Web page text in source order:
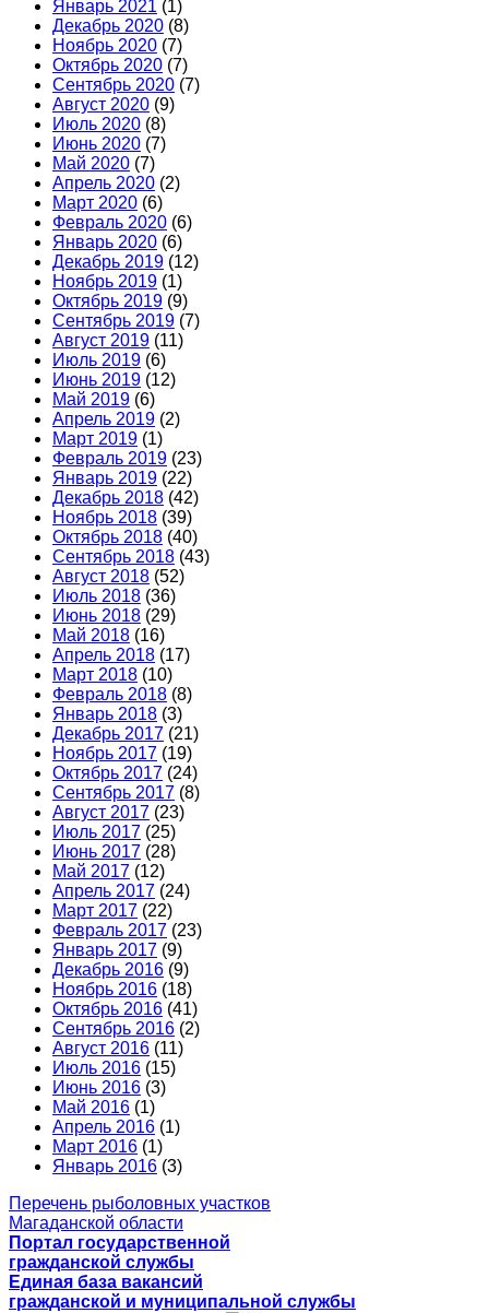
Январь 2021 (1)
Декабрь 2020 (8)
Ноябрь 2020 (7)
Октябрь 2020 (7)
Сентябрь 2020 (7)
Август 2020 (9)
Июль 2020 (8)
Июнь 2020 (7)
Май 2020 (7)
Апрель 2020 (2)
Март 2020 (6)
Февраль 2020 (6)
Январь 2020 (6)
Декабрь 2019 (12)
Ноябрь 2019 (1)
Октябрь 2019 (9)
Сентябрь 2019 (7)
Август 2019 (11)
Июль 2019 (6)
Июнь 2019 (12)
Май 2019 (6)
Апрель 2019 (2)
Март 2019 (1)
Февраль 2019 (23)
Январь 2019 (22)
Декабрь 2018 (42)
Ноябрь 2018 (39)
Октябрь 2018 (40)
Сентябрь 2018 (43)
Август 2018 (52)
Июль 2018 (36)
Июнь 2018 (29)
Май 2018 (16)
Апрель 2018 (17)
Март 2018 (10)
Февраль 2018 (8)
Январь 2018 (3)
Декабрь 2017 (21)
Ноябрь 2017 (19)
Октябрь 2017 (24)
Сентябрь 2017 (8)
Август 2017 (23)
Июль 2017 (25)
Июнь 2017 (28)
Май 2017 (12)
Апрель 2017 (24)
Март 2017 (22)
Февраль 2017 (23)
Январь 2017 (9)
Декабрь 2016 (9)
Ноябрь 2016 (18)
Октябрь 2016 (41)
Сентябрь 2016 (2)
Август 2016 (11)
Июль 2016 (15)
Июнь 2016 (3)
Май 2016 (1)
Апрель 2016 (1)
Март 2016 (1)
Январь 2016 (3)
Перечень рыболовных участков
Магаданской области
Портал государственной
гражданской службы
Единая база вакансий
гражданской и муниципальной службы